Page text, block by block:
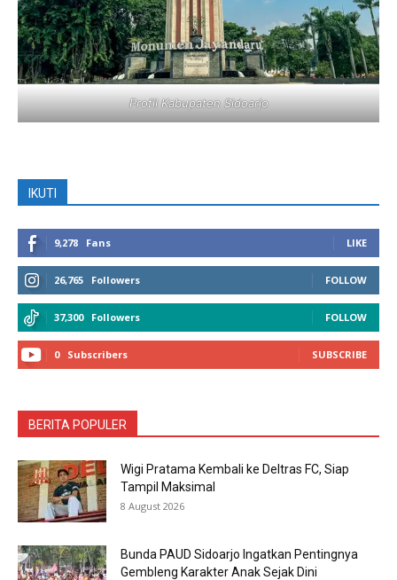
Profil Kabupaten Sidoarjo
IKUTI
9,278 Fans LIKE
26,765 Followers FOLLOW
37,300 Followers FOLLOW
0 Subscribers SUBSCRIBE
BERITA POPULER
Wigi Pratama Kembali ke Deltras FC, Siap
Tampil Maksimal
8 August 2026
Bunda PAUD Sidoarjo Ingatkan Pentingnya
Gembleng Karakter Anak Sejak Dini